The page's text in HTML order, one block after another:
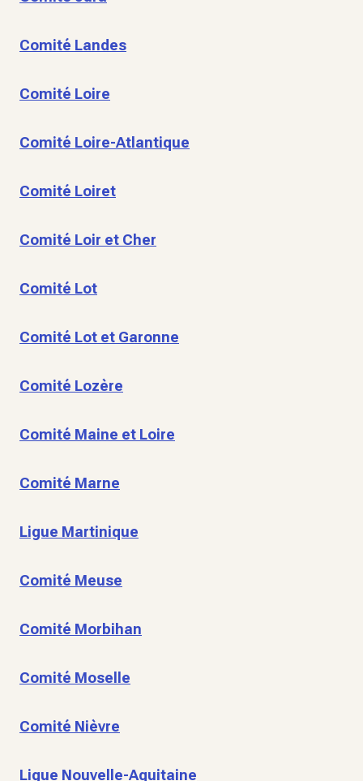
Comité Landes
Comité Loire
Comité Loire-Atlantique
Comité Loiret
Comité Loir et Cher
Comité Lot
Comité Lot et Garonne
Comité Lozère
Comité Maine et Loire
Comité Marne
Ligue Martinique
Comité Meuse
Comité Morbihan
Comité Moselle
Comité Nièvre
Ligue Nouvelle-Aquitaine